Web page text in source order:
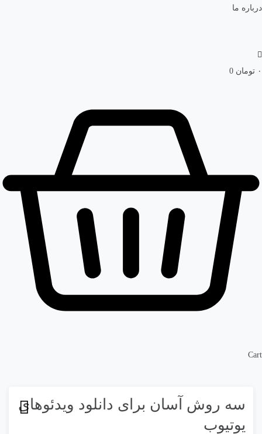
درباره ما
۰ تومان 0
Cart
سه روش آسان برای دانلود ویدئوهای
یوتیوب